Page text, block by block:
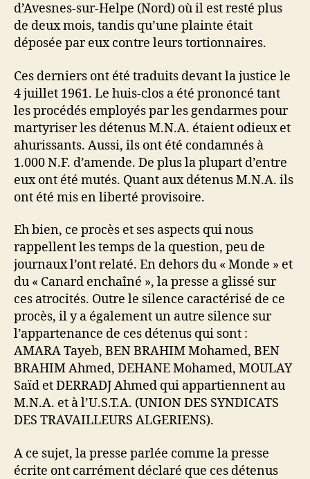
d’Avesnes-sur-Helpe (Nord) où il est resté plus
de deux mois, tandis qu’une plainte était
déposée par eux contre leurs tortionnaires.
Ces derniers ont été traduits devant la justice le
4 juillet 1961. Le huis-clos a été prononcé tant
les procédés employés par les gendarmes pour
martyriser les détenus M.N.A. étaient odieux et
ahurissants. Aussi, ils ont été condamnés à
1.000 N.F. d’amende. De plus la plupart d’entre
eux ont été mutés. Quant aux détenus M.N.A. ils
ont été mis en liberté provisoire.
Eh bien, ce procès et ses aspects qui nous
rappellent les temps de la question, peu de
journaux l’ont relaté. En dehors du « Monde » et
du « Canard enchaîné », la presse a glissé sur
ces atrocités. Outre le silence caractérisé de ce
procès, il y a également un autre silence sur
l’appartenance de ces détenus qui sont :
AMARA Tayeb, BEN BRAHIM Mohamed, BEN
BRAHIM Ahmed, DEHANE Mohamed, MOULAY
Saïd et DERRADJ Ahmed qui appartiennent au
M.N.A. et à l’U.S.T.A. (UNION DES SYNDICATS
DES TRAVAILLEURS ALGERIENS).
A ce sujet, la presse parlée comme la presse
écrite ont carrément déclaré que ces détenus